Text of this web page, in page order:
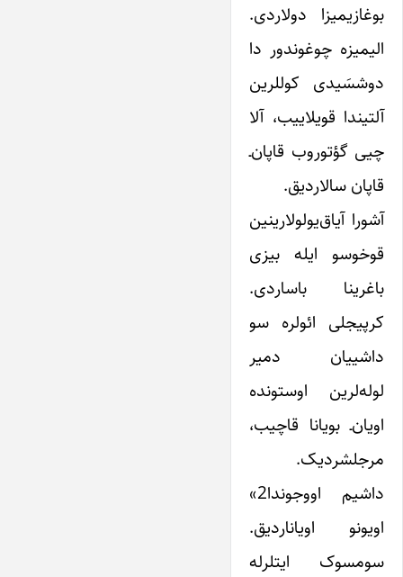
بوغازیمیزا دولاردی.
الیمیزه چوغوندور دا
دوشسَیدی کوللرین
آلتیندا قویلاییب، آلا
چیی گؤتوروب قاپان‌ـ
قاپان سالاردیق.
آشورا آیاق‌یولولارینین
قوخوسو ایله بیزی
باغرینا باساردی.
کرپیجلی ائولره سو
داشییان دمیر
لوله‌لرین اوستونده
اویان‌ـ بویانا قاچیب،
مرجلشردیک.
داشیم اووجوندا2»
اویونو اویاناردیق.
سومسوک ایتلرله